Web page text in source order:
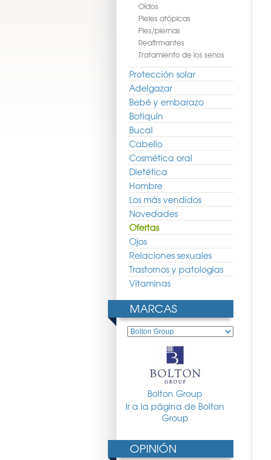
Oídos
Pieles atópicas
Pies/piernas
Reafirmantes
Tratamiento de los senos
Protección solar
Adelgazar
Bebé y embarazo
Botiquín
Bucal
Cabello
Cosmética oral
Dietética
Hombre
Los más vendidos
Novedades
Ofertas
Ojos
Relaciones sexuales
Trastornos y patologias
Vitaminas
MARCAS
Bolton Group
Ir a la página de Bolton
Group
OPINIÓN
Somatoline Desodorante